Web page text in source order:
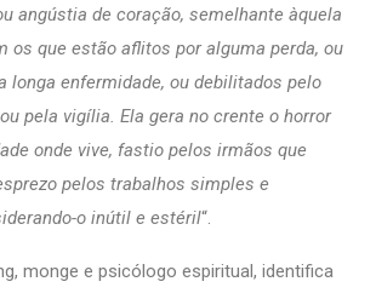
angústia de coração, semelhante àquela
os que estão aflitos por alguma perda, ou
longa enfermidade, ou debilitados pelo
pela vigília. Ela gera no crente o horror
onde vive, fastio pelos irmãos que
pelos trabalhos simples e
o inútil e estéril“.
monge e psicólogo espiritual, identifica